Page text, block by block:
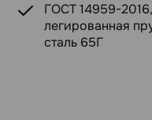
ГОСТ 14959-
легированная
сталь 65Г